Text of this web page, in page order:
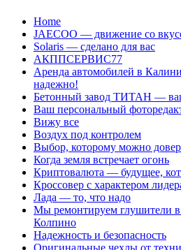
Перейти
содержанию
Home
JAECOO — движение со
Solaris — сделано для вас
АКППСЕРВИС77
Аренда автомобилей в
надежно!
Бетонный завод ТИТАН —
Ваш персональный
Вижу все
Воздух под контролем
Выбор, которому можно
Когда земля встречает огонь
Криптовалюта — будущее,
Кроссовер с характером
Лада — то, что надо
Мы ремонтируем глушители в
Колпино
Надежность и безопасность